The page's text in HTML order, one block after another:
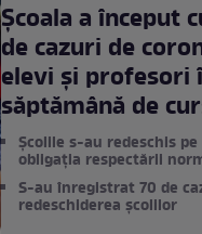
Școala a început
de cazuri de
elevi și profesori
săptămână de
Școlile s-au redeschis
obligația respectării
S-au înregistrat 70 de
redeschiderea școlilor